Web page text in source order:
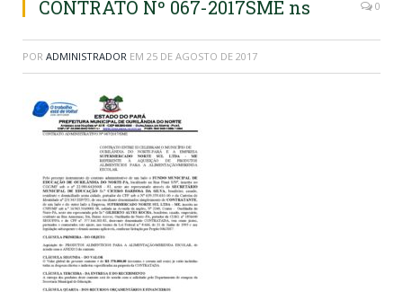
CONTRATO Nº 067-2017SME ns 0
POR ADMINISTRADOR EM 25 DE AGOSTO DE 2017